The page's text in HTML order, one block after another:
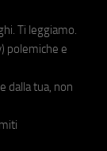
Ti leggiamo.
polemiche e
dalla tua, non